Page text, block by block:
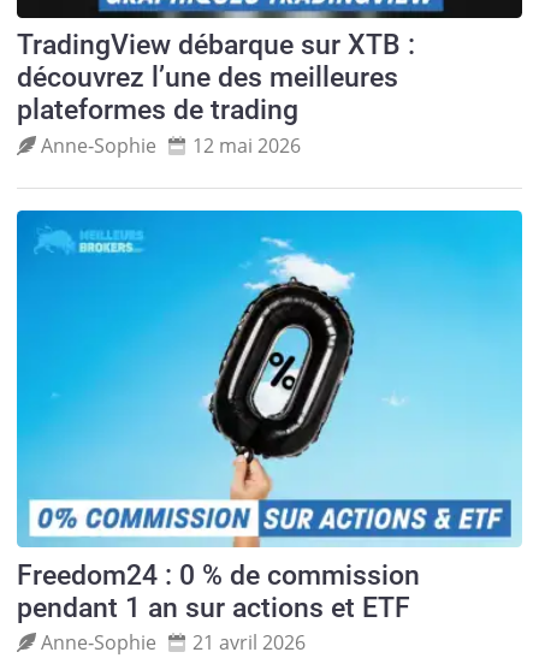
TradingView débarque sur XTB :
découvrez l’une des meilleures
plateformes de trading
Anne‑Sophie 12 mai 2026
Freedom24 : 0 % de commission
pendant 1 an sur actions et ETF
Anne‑Sophie 21 avril 2026